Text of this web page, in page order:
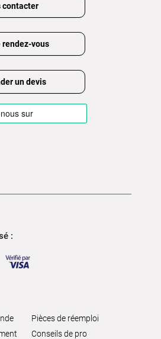
contacter
rendez-vous
un devis
:
Pièces de réemploi
Conseils de pro